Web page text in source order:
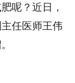
呢？近日，
任医师王伟